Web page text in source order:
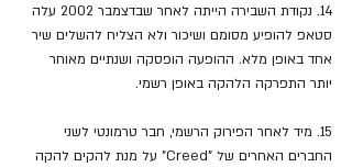
14. נקודת השבירה הייתה לאחר שבדצמבר 2002 עלה
סטאפ להופיע מסומם ושיכור ולא הצליח להשלים שיר
אחד באופן מלא. ההופעה הופסקה ושנתיים מאוחר
יותר התפרקה הלהקה באופן רשמי.
15. מיד לאחר הפירוק הרשמי, חבר טרמונטי לשני
החברים האחרים של "Creed" על מנת להקים להקה